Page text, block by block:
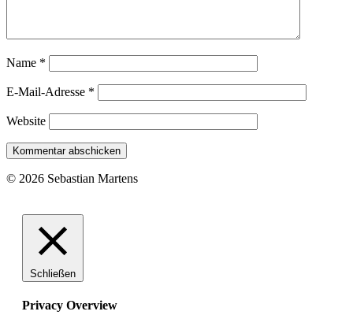
Name *
E-Mail-Adresse *
Website
© 2026 Sebastian Martens
Schließen
Privacy Overview